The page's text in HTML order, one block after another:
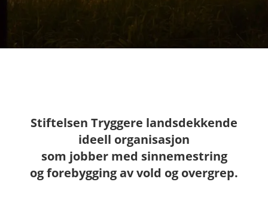
Stiftelsen Tryggere landsdekkende
ideell organisasjon
som jobber med sinnemestring
og forebygging av vold og overgrep.